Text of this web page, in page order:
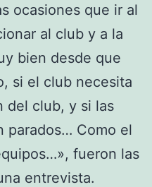
ocasiones que ir al
al club y a la
bien desde que
si el club necesita
del club, y si las
parados… Como el
fueron las
entrevista.